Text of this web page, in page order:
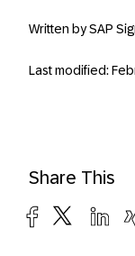
Written by SAP
Last modified:
Share This